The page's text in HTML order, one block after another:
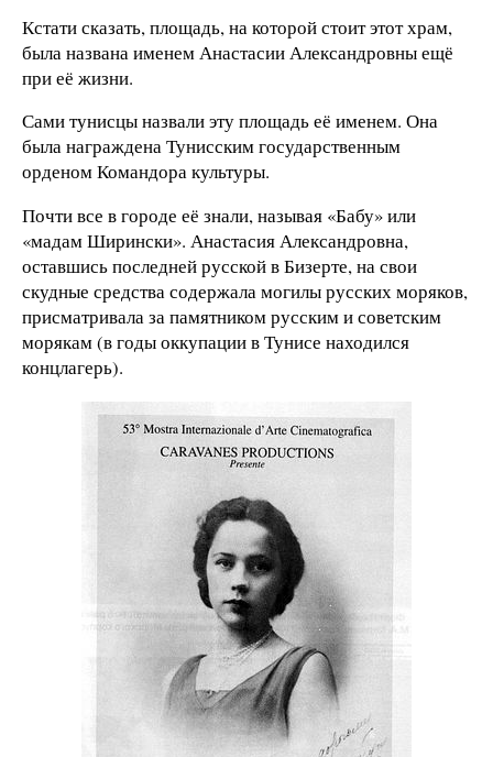
Кстати сказать, площадь, на которой стоит этот храм,
была названа именем Анастасии Александровны ещё
при её жизни.
Сами тунисцы назвали эту площадь её именем. Она
была награждена Тунисским государственным
орденом Командора культуры.
Почти все в городе её знали, называя «Бабу» или
«мадам Ширински». Анастасия Александровна,
оставшись последней русской в Бизерте, на свои
скудные средства содержала могилы русских моряков,
присматривала за памятником русским и советским
морякам (в годы оккупации в Тунисе находился
концлагерь).